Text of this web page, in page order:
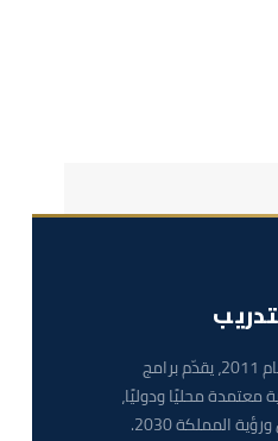
معهد تدريبي رائد تأسس عام 2011، يقدّم برامج
محليًا ودوليًا،
المملكة 2030.